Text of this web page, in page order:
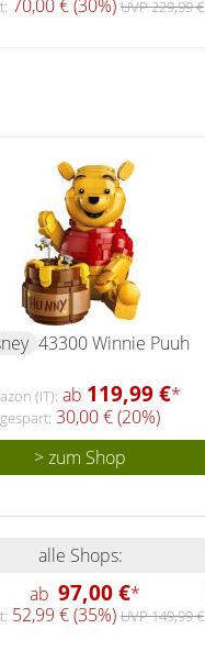
70,00 € (30%) UVP 229,99 €
43300 Winnie Puuh
(IT): ab 119,99 €*
gespart: 30,00 € (20%)
> zum Shop
alle Shops:
ab 97,00 €*
52,99 € (35%) UVP 149,99 €